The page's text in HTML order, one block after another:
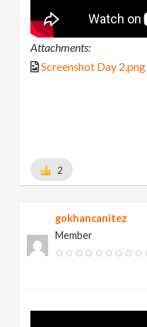
Attachments:
Screenshot Day 2.png
2
gokhancanitez
Member